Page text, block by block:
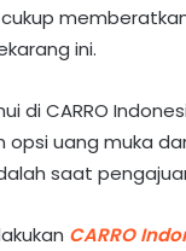
ini.
CARRO
uang muka
saat
CARRO